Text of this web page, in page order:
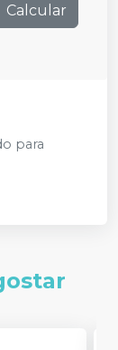
Calcular
para